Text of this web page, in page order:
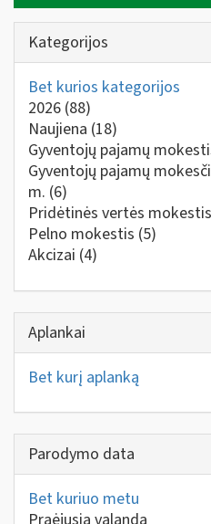
Kategorijos
Bet kurios kategorijos
2026 (88)
Naujiena (18)
Gyventojų pajamų
Gyventojų pajamų
m. (6)
Pridėtinės vertės mokestis
Pelno mokestis (5)
Akcizai (4)
Aplankai
Bet kurį aplanką
Parodymo data
Bet kuriuo metu